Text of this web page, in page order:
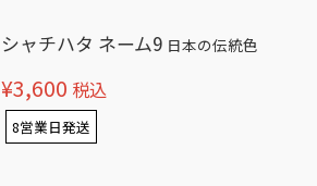
シャチハタ ネーム9 日本の伝統色
¥3,600 税込
8営業日発送